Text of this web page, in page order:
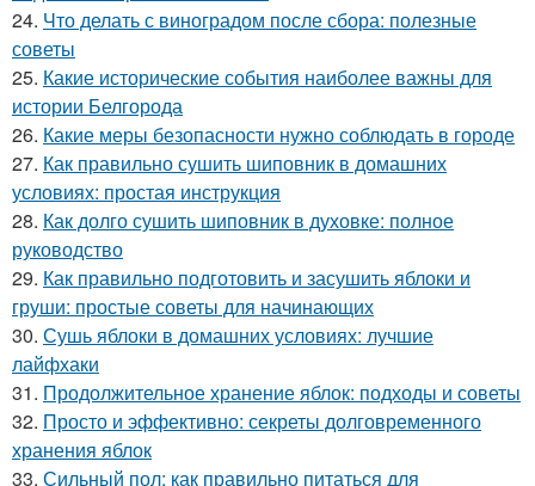
24. Что делать с виноградом после сбора: полезные
советы
25. Какие исторические события наиболее важны для
истории Белгорода
26. Какие меры безопасности нужно соблюдать в городе
27. Как правильно сушить шиповник в домашних
условиях: простая инструкция
28. Как долго сушить шиповник в духовке: полное
руководство
29. Как правильно подготовить и засушить яблоки и
груши: простые советы для начинающих
30. Сушь яблоки в домашних условиях: лучшие
лайфхаки
31. Продолжительное хранение яблок: подходы и советы
32. Просто и эффективно: секреты долговременного
хранения яблок
33. Сильный пол: как правильно питаться для